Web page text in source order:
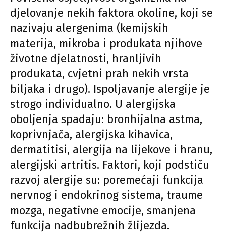
djelovanje nekih faktora okoline, koji se
nazivaju alergenima (kemijskih
materija, mikroba i produkata njihove
životne djelatnosti, hranljivih
produkata, cvjetni prah nekih vrsta
biljaka i drugo). Ispoljavanje alergije je
strogo individualno. U alergijska
oboljenja spadaju: bronhijalna astma,
koprivnjača, alergijska kihavica,
dermatitisi, alergija na lijekove i hranu,
alergijski artritis. Faktori, koji podstiču
razvoj alergije su: poremećaji funkcija
nervnog i endokrinog sistema, traume
mozga, negativne emocije, smanjena
funkcija nadbubrežnih žlijezda.